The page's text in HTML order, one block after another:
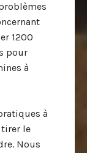
1200
pour
à
à
le
Nous